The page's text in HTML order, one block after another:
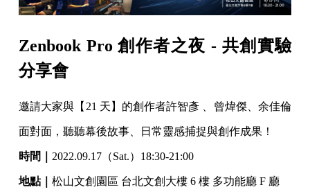
Zenbook Pro 創作者之夜 - 共創實驗
分享會
邀請大家與【21 天】的創作者許智彥 、曾煒傑、余佳倫
面對面，聽聽幕後故事、日常靈感捕捉與創作成果！
時間｜ 2022.09.17（Sat.）18:30-21:00
地點｜ 松山文創園區 台北文創大樓 6 樓 多功能廳 F 廳